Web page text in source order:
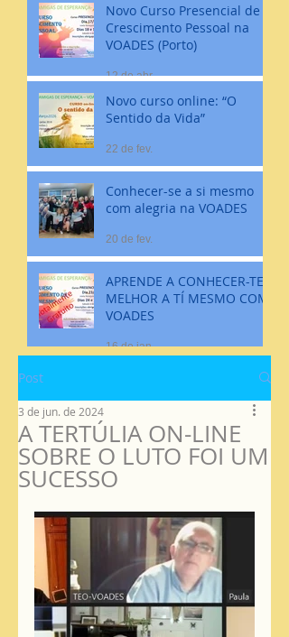
Novo Curso Presencial de
Crescimento Pessoal na
VOADES (Porto)
12 de abr.
Novo curso online: “O
Sentido da Vida”
22 de fev.
Conhecer-se a si mesmo
com alegria na VOADES
20 de fev.
APRENDE A CONHECER-TE
MELHOR A TÍ MESMO COM
VOADES
16 de jan.
Post
A TERTÚLIA ON-LINE
SOBRE O LUTO FOI UM
SUCESSO
3 de jun. de 2024